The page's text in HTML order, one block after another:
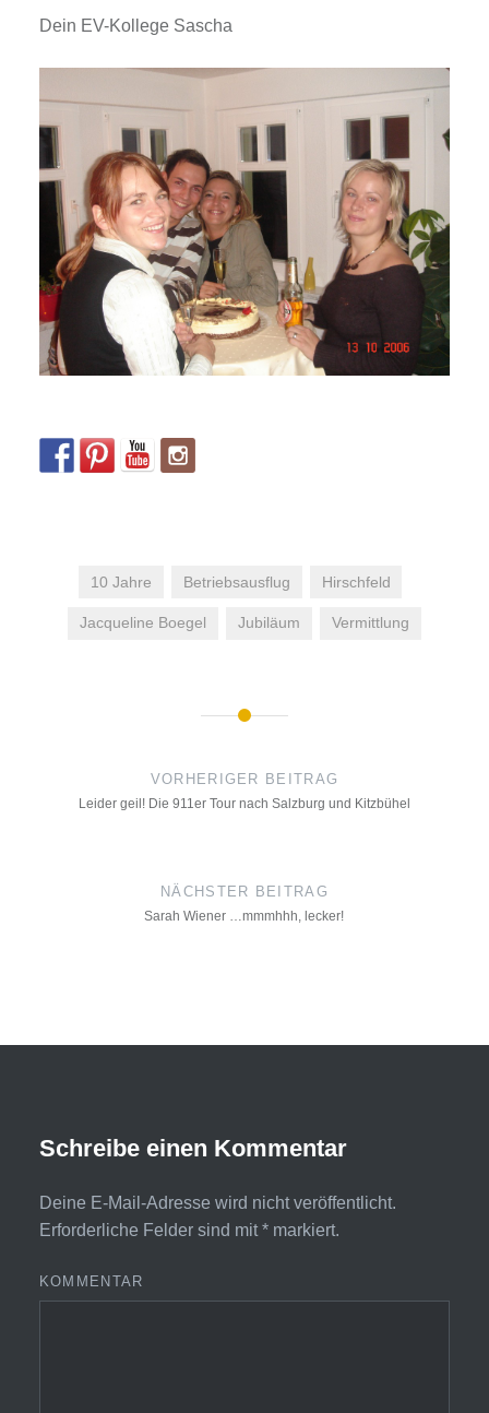
Dein EV-Kollege Sascha
10 Jahre Betriebsausflug Hirschfeld
Jacqueline Boegel Jubiläum Vermittlung
VORHERIGER BEITRAG
Leider geil! Die 911er Tour nach Salzburg und Kitzbühel
NÄCHSTER BEITRAG
Sarah Wiener …mmmhhh, lecker!
Schreibe einen Kommentar
Deine E-Mail-Adresse wird nicht veröffentlicht.
Erforderliche Felder sind mit *markiert.
KOMMENTAR